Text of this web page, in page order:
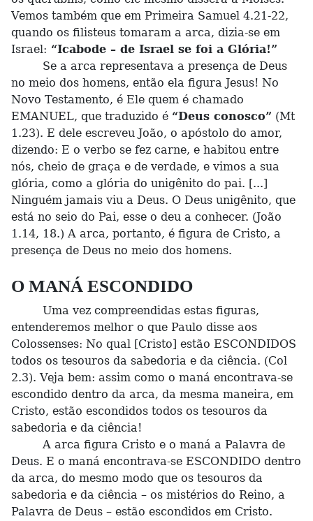
Vemos também que em Primeira Samuel 4.21-22,
quando os filisteus tomaram a arca, dizia-se em
Israel: “Icabode – de Israel se foi a Glória!”
Se a arca representava a presença de Deus
no meio dos homens, então ela figura Jesus! No
Novo Testamento, é Ele quem é chamado
EMANUEL, que traduzido é “Deus conosco” (Mt
1.23). E dele escreveu João, o apóstolo do amor,
dizendo: E o verbo se fez carne, e habitou entre
nós, cheio de graça e de verdade, e vimos a sua
glória, como a glória do unigênito do pai. [...]
Ninguém jamais viu a Deus. O Deus unigênito, que
está no seio do Pai, esse o deu a conhecer. (João
1.14, 18.) A arca, portanto, é figura de Cristo, a
presença de Deus no meio dos homens.
O MANÁ ESCONDIDO
Uma vez compreendidas estas figuras,
entenderemos melhor o que Paulo disse aos
Colossenses: No qual [Cristo] estão ESCONDIDOS
todos os tesouros da sabedoria e da ciência. (Col
2.3). Veja bem: assim como o maná encontrava-se
escondido dentro da arca, da mesma maneira, em
Cristo, estão escondidos todos os tesouros da
sabedoria e da ciência!
A arca figura Cristo e o maná a Palavra de
Deus. E o maná encontrava-se ESCONDIDO dentro
da arca, do mesmo modo que os tesouros da
sabedoria e da ciência – os mistérios do Reino, a
Palavra de Deus – estão escondidos em Cristo.